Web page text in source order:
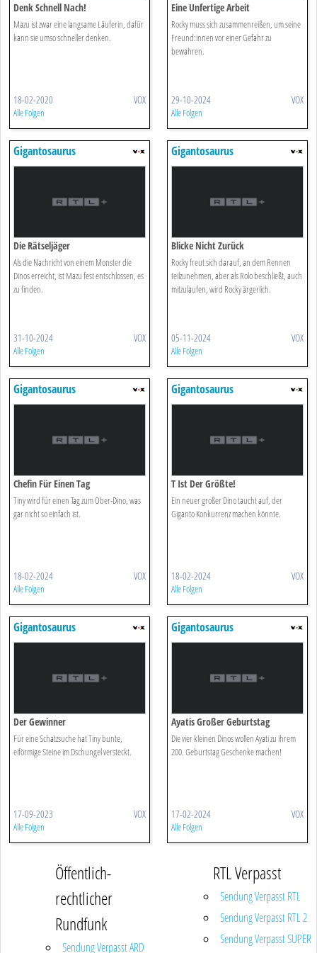
Denk Schnell Nach!
Mazu ist zwar eine langsame Läuferin, dafür
kann sie umso schneller denken.
18-02-2020 VOX
Alle Folgen
Eine Unfertige Arbeit
Rocky muss sich zusammenreißen, um seine
Freund:innen vor einer Gefahr zu
bewahren.
29-10-2024 VOX
Alle Folgen
Gigantosaurus
Die Rätseljäger
Als die Nachricht von einem Monster die
Dinos erreicht, ist Mazu fest entschlossen, es
zu finden.
31-10-2024 VOX
Alle Folgen
Gigantosaurus
Blicke Nicht Zurück
Rocky freut sich darauf, an dem Rennen
teilzunehmen, aber als Rolo beschließt, auch
mitzulaufen, wird Rocky ärgerlich.
05-11-2024 VOX
Alle Folgen
Gigantosaurus
Chefin Für Einen Tag
Tiny wird für einen Tag zum Ober-Dino, was
gar nicht so einfach ist.
18-02-2024 VOX
Alle Folgen
Gigantosaurus
T Ist Der Größte!
Ein neuer großer Dino taucht auf, der
Giganto Konkurrenz machen könnte.
18-02-2024 VOX
Alle Folgen
Gigantosaurus
Der Gewinner
Für eine Schatzsuche hat Tiny bunte,
eiförmige Steine im Dschungel versteckt.
17-09-2023 VOX
Alle Folgen
Gigantosaurus
Ayatis Großer Geburtstag
Die vier kleinen Dinos wollen Ayati zu ihrem
200. Geburtstag Geschenke machen!
17-02-2024 VOX
Alle Folgen
Öffentlich-
rechtlicher
Rundfunk
Sendung Verpasst ARD
RTL Verpasst
Sendung Verpasst RTL
Sendung Verpasst RTL 2
Sendung Verpasst SUPER